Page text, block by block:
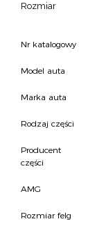
Rozmiar
Nr katalogowy
Model auta
Marka auta
Rodzaj części
Producent
części
AMG
Rozmiar felg